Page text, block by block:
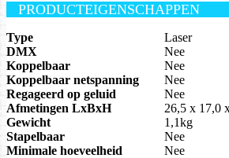
PRODUCTEIGENSCHAPPEN
Type
Laser
DMX
Nee
Koppelbaar
Nee
Koppelbaar netspanning
Nee
Regageerd op geluid
Nee
Afmetingen LxBxH
26,5 x 17,0
Gewicht
1,1kg
Stapelbaar
Nee
Minimale hoeveelheid
Nee